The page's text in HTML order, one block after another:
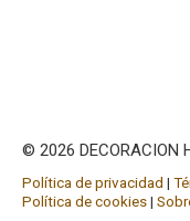
© 2026 DECORACION
Política de privacidad |
Política de cookies|